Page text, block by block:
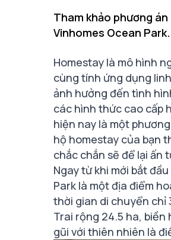
Tham khảo phương
Vinhomes Ocean Park.
Homestay là mô hình
cùng tính ứng dụng
ảnh hưởng đến tình
các hình thức cao cấp
hiện nay là một
hộ homestay của bạn
chắc chắn sẽ để lại ấn
Ngay từ khi mới bắt
Park là một địa điểm
thời gian di chuyển chỉ
Trai rộng 24.5 ha, biền
gũi với thiên nhiên là